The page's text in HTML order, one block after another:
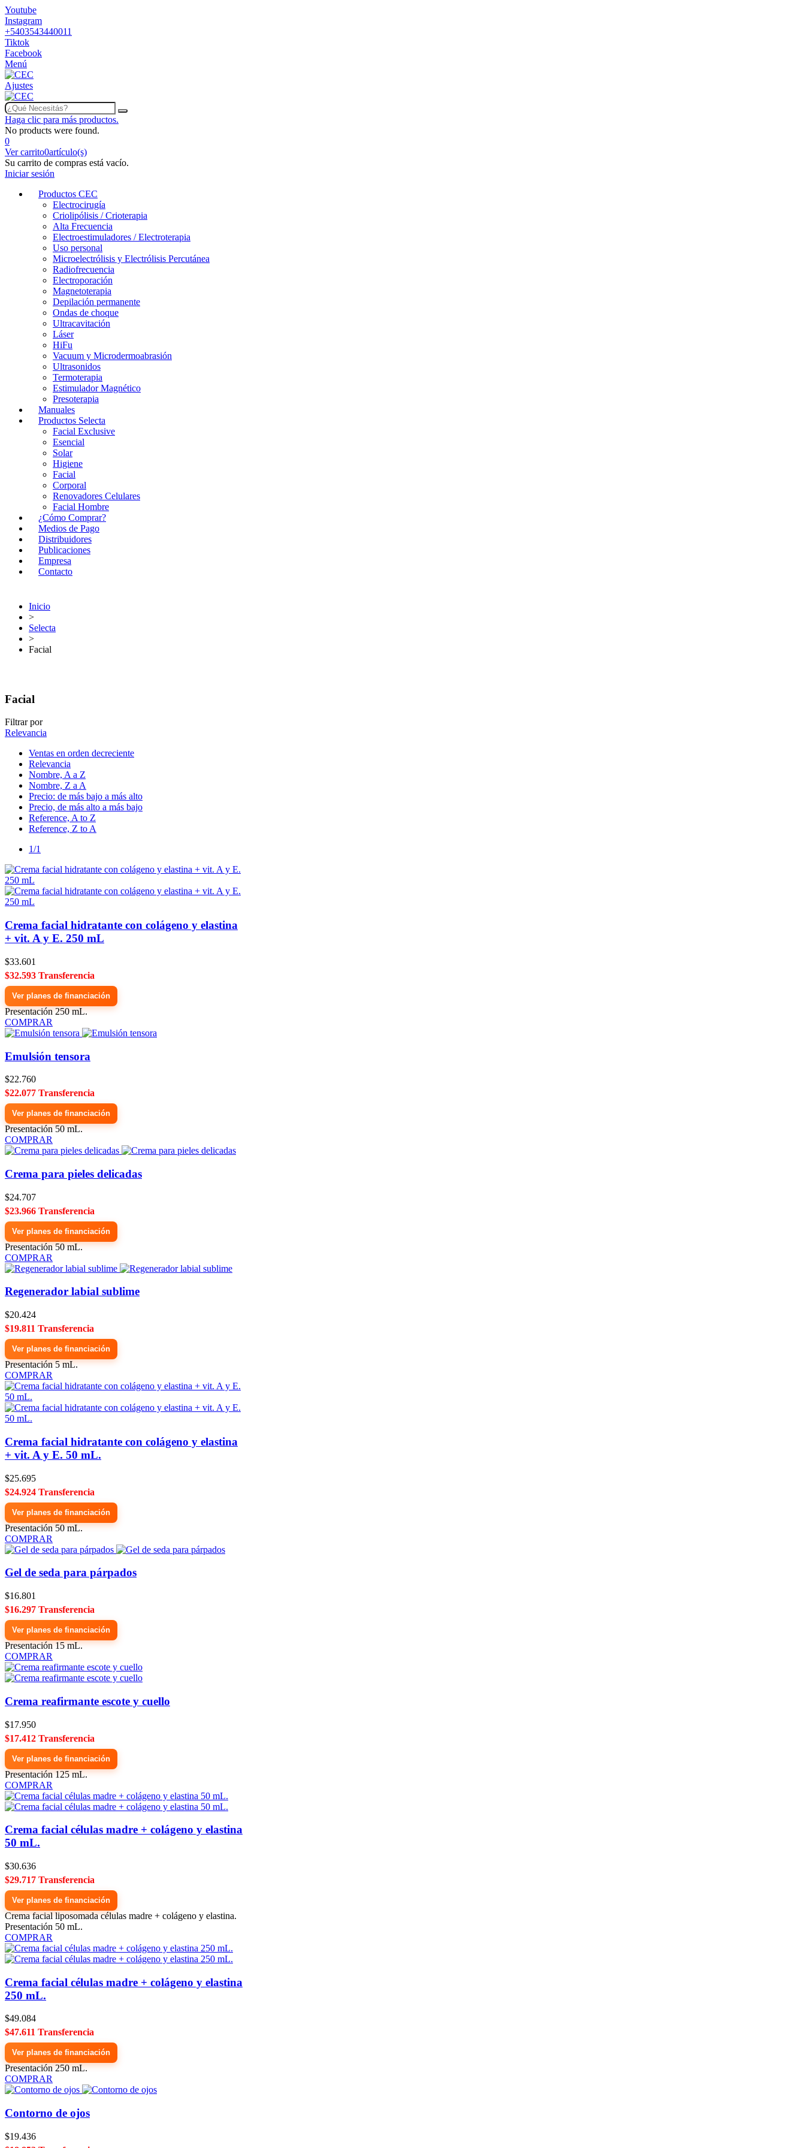
Youtube
Instagram
+5403543440011
Tiktok
Facebook
Menú
Ajustes
Haga clic para más productos.
No products were found.
0
Ver carrito0artículo(s)
Su carrito de compras está vacío.
Iniciar sesión
Productos CEC
Electrocirugía
Criolipólisis / Crioterapia
Alta Frecuencia
Electroestimuladores / Electroterapia
Uso personal
Microelectrólisis y Electrólisis Percutánea
Radiofrecuencia
Electroporación
Magnetoterapia
Depilación permanente
Ondas de choque
Ultracavitación
Láser
HiFu
Vacuum y Microdermoabrasión
Ultrasonidos
Termoterapia
Estimulador Magnético
Presoterapia
Manuales
Productos Selecta
Facial Exclusive
Esencial
Solar
Higiene
Facial
Corporal
Renovadores Celulares
Facial Hombre
¿Cómo Comprar?
Medios de Pago
Distribuidores
Publicaciones
Empresa
Contacto
Inicio
>
Selecta
>
Facial
Facial
Filtrar por
Relevancia
Ventas en orden decreciente
Relevancia
Nombre, A a Z
Nombre, Z a A
Precio: de más bajo a más alto
Precio, de más alto a más bajo
Reference, A to Z
Reference, Z to A
1/1
Crema facial hidratante con colágeno y elastina
+ vit. A y E. 250 mL
$33.601
$32.593 Transferencia
Ver planes de financiación
Presentación 250 mL.
COMPRAR
Emulsión tensora
$22.760
$22.077 Transferencia
Ver planes de financiación
Presentación 50 mL.
COMPRAR
Crema para pieles delicadas
$24.707
$23.966 Transferencia
Ver planes de financiación
Presentación 50 mL.
COMPRAR
Regenerador labial sublime
$20.424
$19.811 Transferencia
Ver planes de financiación
Presentación 5 mL.
COMPRAR
Crema facial hidratante con colágeno y elastina
+ vit. A y E. 50 mL.
$25.695
$24.924 Transferencia
Ver planes de financiación
Presentación 50 mL.
COMPRAR
Gel de seda para párpados
$16.801
$16.297 Transferencia
Ver planes de financiación
Presentación 15 mL.
COMPRAR
Crema reafirmante escote y cuello
$17.950
$17.412 Transferencia
Ver planes de financiación
Presentación 125 mL.
COMPRAR
Crema facial células madre + colágeno y elastina
50 mL.
$30.636
$29.717 Transferencia
Ver planes de financiación
Crema facial liposomada células madre + colágeno y elastina.
Presentación 50 mL.
COMPRAR
Crema facial células madre + colágeno y elastina
250 mL.
$49.084
$47.611 Transferencia
Ver planes de financiación
Presentación 250 mL.
COMPRAR
Contorno de ojos
$19.436